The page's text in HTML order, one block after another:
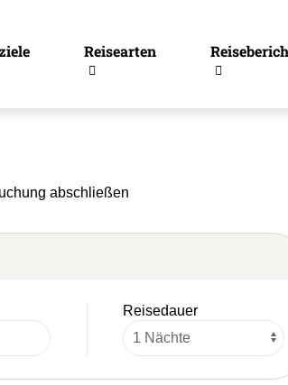
Reisearten
abschließen
Reisedauer